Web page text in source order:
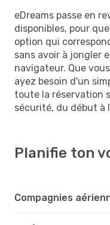
eDreams passe en
disponibles, pour
option qui
sans avoir à jongler
navigateur. Que
ayez besoin d'un
toute la réservation
sécurité, du début à
Planifie ton
Compagnies